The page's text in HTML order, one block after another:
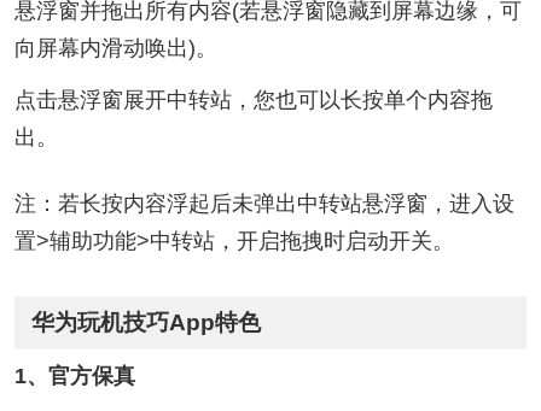
悬浮窗并拖出所有内容(若悬浮窗隐藏到屏幕边缘，可
向屏幕内滑动唤出)。
点击悬浮窗展开中转站，您也可以长按单个内容拖
出。
注：若长按内容浮起后未弹出中转站悬浮窗，进入设
置>辅助功能>中转站，开启拖拽时启动开关。
华为玩机技巧App特色
1、官方保真